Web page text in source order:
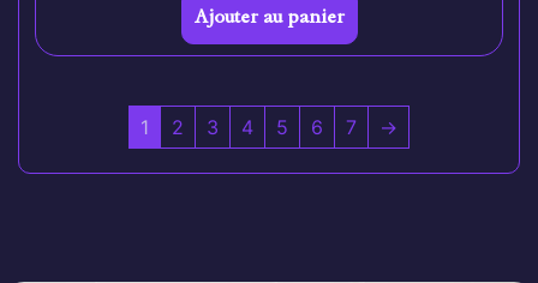
Ajouter au panier
1 2 3 4 5 6 7 →